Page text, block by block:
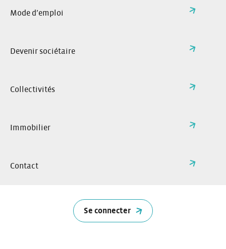
Mode d’emploi
Devenir sociétaire
Collectivités
Immobilier
Contact
Se connecter